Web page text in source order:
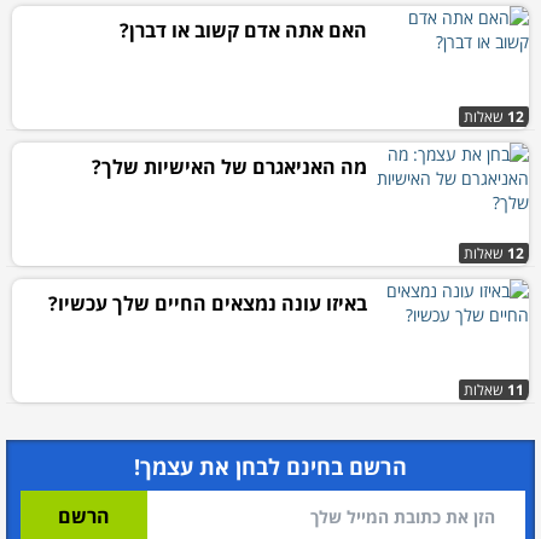
12 שאלות
האם אתה אדם קשוב או דברן?
12 שאלות
מה האניאגרם של האישיות שלך?
11 שאלות
באיזו עונה נמצאים החיים שלך עכשיו?
הרשם בחינם לבחן את עצמך!